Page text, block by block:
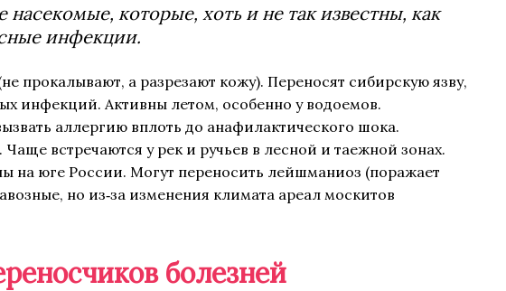
которые, хоть и не так известны, как
инфекции.
прокалывают, а разрезают кожу). Переносят сибирскую язву,
инфекций. Активны летом, особенно у водоемов.
аллергию вплоть до анафилактического шока.
встречаются у рек и ручьев в лесной и таежной зонах.
на юге России. Могут переносить лейшманиоз (поражает
но из‑за изменения климата ареал москитов
болезней